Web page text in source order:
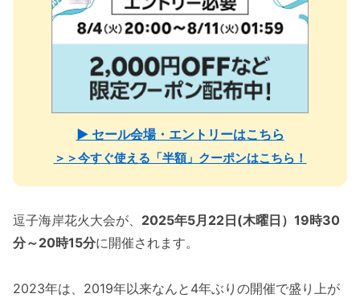
▶ セール会場・エントリーはこちら
＞＞今すぐ使える「半額」クーポンはこちら！
逗子海岸花火大会が、 2025年5月22日(木曜日）19時30
分～20時15分に開催されます。
2023年は、2019年以来なんと4年ぶりの開催で盛り上が